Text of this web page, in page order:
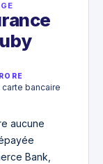
bancaire
aucune
Bank,